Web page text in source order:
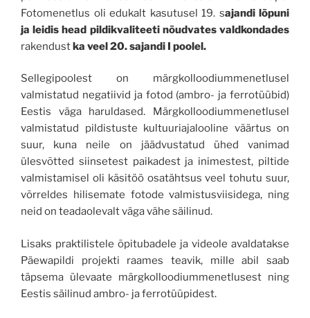
Fotomenetlus oli edukalt kasutusel 19. sajandi lõpuni
jaleidis head pildikvaliteeti nõudvates valdkondades
rakendustka veel 20. sajandi I poolel.
Sellegipoolest on märgkolloodiummenetlusel
valmistatud negatiivid ja fotod (ambro- ja ferrotüübid)
Eestis väga haruldased. Märgkolloodiummenetlusel
valmistatud pildistuste kultuuriajalooline väärtus on
suur, kuna neile on jäädvustatud ühed vanimad
ülesvõtted siinsetest paikadest ja inimestest, piltide
valmistamisel oli käsitöö osatähtsus veel tohutu suur,
võrreldes hilisemate fotode valmistusviisidega, ning
neid on teadaolevalt väga vähe säilinud.
Lisaks praktilistele õpitubadele ja videole avaldatakse
Päewapildi projekti raames teavik, mille abil saab
täpsema ülevaate märgkolloodiummenetlusest ning
Eestis säilinud ambro- ja ferrotüüpidest.